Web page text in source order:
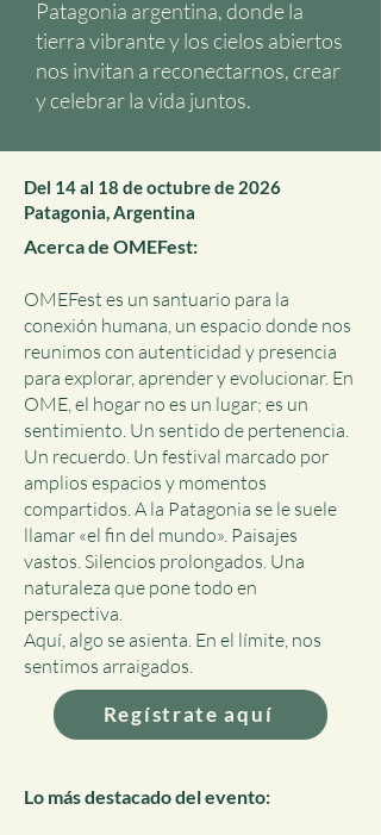
Patagonia argentina, donde la
tierra vibrante y los cielos abiertos
nos invitan a reconectarnos, crear
y celebrar la vida juntos.
Del 14 al 18 de octubre de 2026
Patagonia, Argentina
Acerca de OMEFest:
OMEFest es un santuario para la
conexión humana, un espacio donde nos
reunimos con autenticidad y presencia
para explorar, aprender y evolucionar. En
OME, el hogar no es un lugar; es un
sentimiento. Un sentido de pertenencia.
Un recuerdo. Un festival marcado por
amplios espacios y momentos
compartidos. A la Patagonia se le suele
llamar «el fin del mundo». Paisajes
vastos. Silencios prolongados. Una
naturaleza que pone todo en
perspectiva.
Aquí, algo se asienta. En el límite, nos
sentimos arraigados.
Lo más destacado del evento:
Regístrate aquí